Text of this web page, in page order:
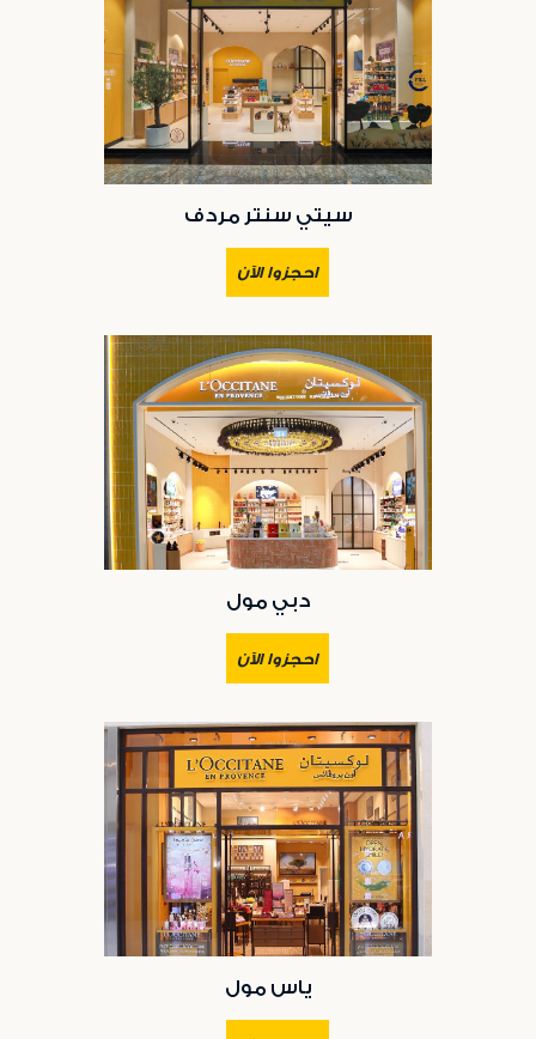
سيتي سنتر مردف
احجزوا الآن
دبي مول
احجزوا الآن
ياس مول